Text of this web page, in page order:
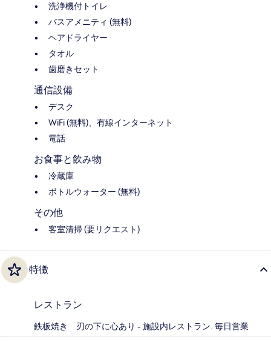
洗浄機付トイレ
バスアメニティ (無料)
ヘアドライヤー
タオル
歯磨きセット
通信設備
デスク
WiFi (無料)、有線インターネット
電話
お食事と飲み物
冷蔵庫
ボトルウォーター (無料)
その他
客室清掃 (要リクエスト)
特徴
レストラン
鉄板焼き 刃の下に心あり - 施設内レストラン. 毎日営業